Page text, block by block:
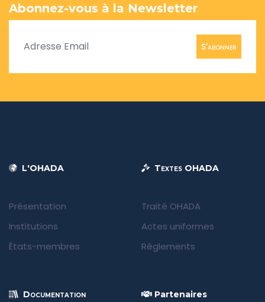
Abonnez-vous à la Newsletter
S'abonner
L'OHADA
Présentation
Institutions
États-membres
Textes OHADA
Traité OHADA
Actes uniformes
Règlements
Documentation Partenaires